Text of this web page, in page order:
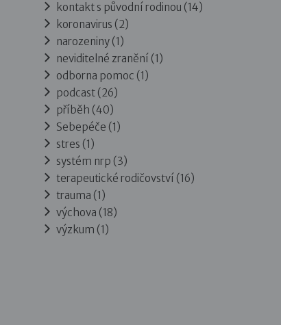
kontakt s původní rodinou (14)
koronavirus (2)
narozeniny (1)
neviditelné zranění (1)
odborna pomoc (1)
podcast (26)
příběh (40)
Sebepéče (1)
stres (1)
systém nrp (3)
terapeutické rodičovství (16)
trauma (1)
výchova (18)
výzkum (1)